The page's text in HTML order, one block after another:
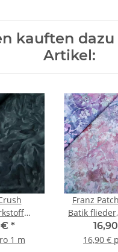
kauften
Artikel:
petrol
€ *
1 m
Franz
Batik
16,90 €